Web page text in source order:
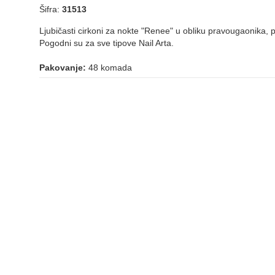
Šifra:31513
Ljubičasti cirkoni za nokte "Renee" u obliku pravougaonika,
Pogodni su za sve tipove Nail Arta.
Pakovanje: 48 komada